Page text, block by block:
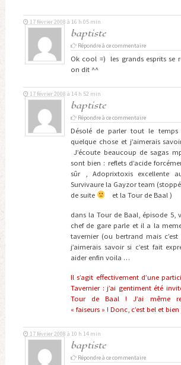
baptiste
17 février 2008 à 16 h 05 min
Répondre à ce commentaire
Ok cool =) les grands esprits se
on dit ^^
baptiste
17 février 2008 à 14 h 52 min
Répondre à ce commentaire
Désolé de parler tout le temps
quelque chose et j’aimerais
J’écoute beaucoup de sagas
sont bien : reflets d’acide
sûr , Adoprixtoxis excellente
Survivaure la Gayzor team
de suite
et la Tour de Baal )
dans la Tour de Baal, épisode 5,
chef de gare parle et il a la
tavernier (ou bertrand mais
j’aimerais savoir si c’est fait
aider enfin voila …
Il s’agit effectivement d’une
Tavernier : j’ai gentiment été
Tour de Baal ! J’ai même
« faiseurs » ! Donc, c’est bel et
baptiste
17 février 2008 à 10 h 14 min
Répondre à ce commentaire